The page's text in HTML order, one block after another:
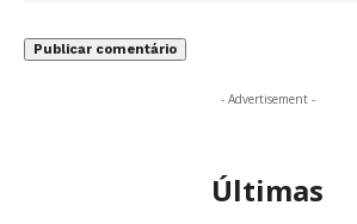
- Advertisement -
Últimas